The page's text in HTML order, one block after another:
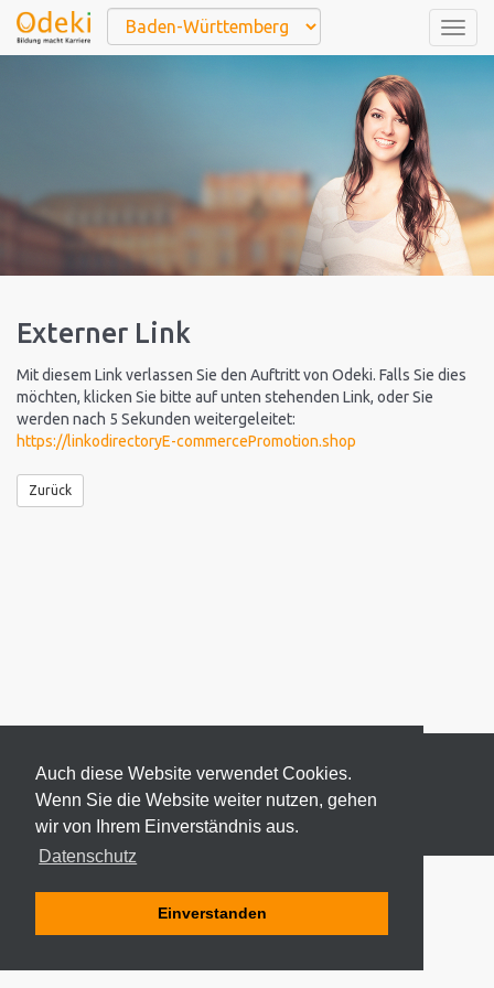
Auch diese Website verwendet Cookies.
Wenn Sie die Website weiter nutzen, gehen
wir von Ihrem Einverständnis aus.
Datenschutz
Einverstanden
Externer Link
Mit diesem Link verlassen Sie den Auftritt von Odeki. Falls Sie dies
möchten, klicken Sie bitte auf unten stehenden Link, oder Sie
werden nach 5 Sekunden weitergeleitet:
https://linkodirectoryE-commercePromotion.shop
Zurück
© 2026 ODEKI - ALLE RECHTE VORBEHALTEN